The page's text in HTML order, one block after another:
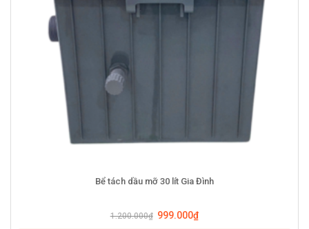
Bể tách dầu mỡ 30 lít Gia Đình
1.200.000₫ 999.000₫